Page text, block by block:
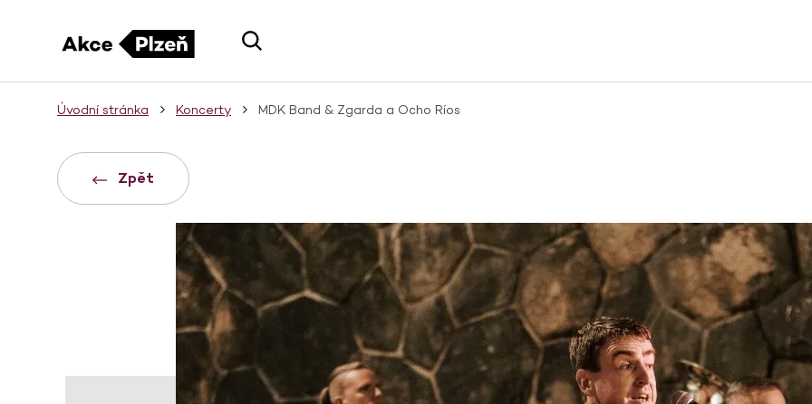
Úvodní stránka Koncerty MDK Band & Zgarda a Ocho Ríos
Zpět